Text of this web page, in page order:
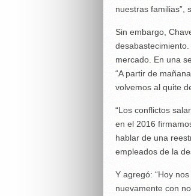
nuestras familias”,
Sin embargo,
mercado. En una
“A partir de
volvemos al quite
“Los conflictos
en el 2016
hablar de una
empleados de la
Y agregó: “Hoy
nuevamente con